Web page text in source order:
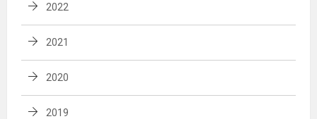
2022
2021
2020
2019